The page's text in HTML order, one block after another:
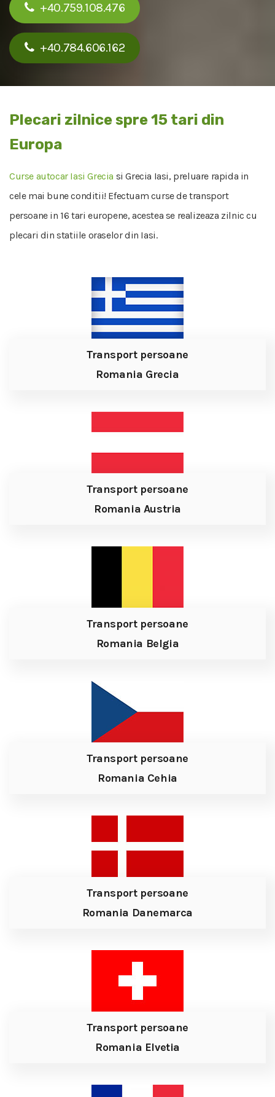
+40.759.108.476
+40.784.606.162
Plecari zilnice spre 15 tari din
Europa
Curse autocar Iasi Grecia si Grecia Iasi, preluare rapida in
cele mai bune conditii! Efectuam curse de transport
persoane in 16 tari europene, acestea se realizeaza zilnic cu
plecari din statiile oraselor din Iasi.
Transport persoane
Romania Grecia
Transport persoane
Romania Austria
Transport persoane
Romania Belgia
Transport persoane
Romania Cehia
Transport persoane
Romania Danemarca
Transport persoane
Romania Elvetia